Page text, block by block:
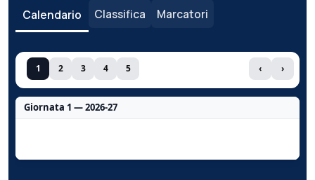
Calendario Classifica Marcatori
1 2 3 4 5 ‹ ›
Giornata 1 — 2026-27